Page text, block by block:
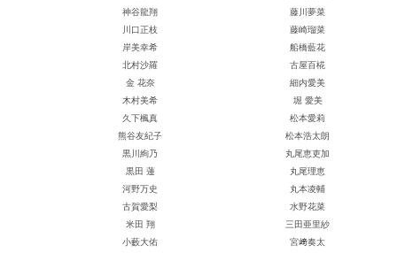
神谷龍翔
藤川夢菜
川口正枝
藤崎瑠菜
岸美幸希
船橋藍花
北村沙羅
古屋百椛
金 花奈
細内愛美
木村美希
堀 愛美
久下楓真
松本愛莉
熊谷友紀子
松本浩太朗
黒川絢乃
丸尾恵吏加
黒田 蓮
丸尾理恵
河野万史
丸本凌輔
古賀愛梨
水野花菜
米田 翔
三田亜里紗
小藪大佑
宮﨑奏太